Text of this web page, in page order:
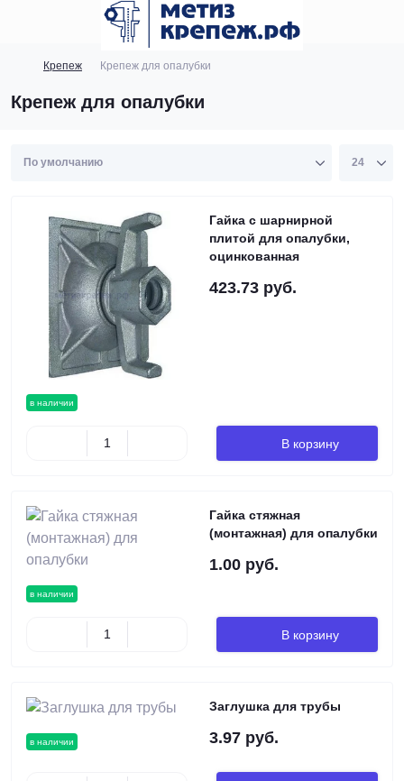
Крепеж Крепеж для опалубки
Крепеж для опалубки
в наличии
Гайка с шарнирной
плитой для опалубки,
оцинкованная
423.73 руб.
В корзину
в наличии
Гайка стяжная
(монтажная) для опалубки
1.00 руб.
В корзину
в наличии
Заглушка для трубы
3.97 руб.